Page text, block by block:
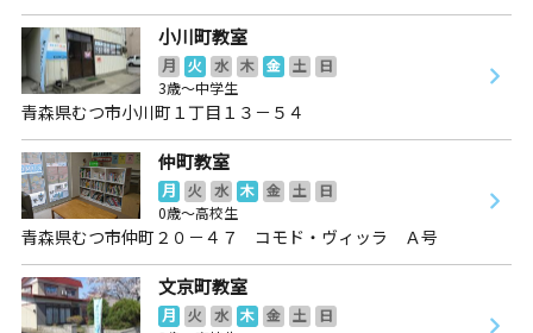
小川町教室
月 火 水 木 金 土
日
3歳～中学生
青森県むつ市小川町１丁目１３－５４
仲町教室
月 火 水 木 金 土
日
0歳～高校生
青森県むつ市仲町２０－４７ コモド・ヴィッラ Ａ号
文京町教室
月 火 水 木 金 土
日